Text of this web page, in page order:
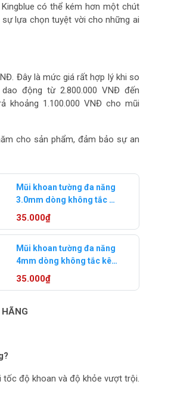
có thể kém hơn một chút
lựa chọn tuyệt vời cho những ai
Đây là mức giá rất hợp lý khi so
động từ 2.800.000 VNĐ đến
khoảng 1.100.000 VNĐ cho mũi
cho sản phẩm, đảm bảo sự an
Mũi khoan tường đa năng
3.0mm dòng không tắc kê
Kingblue KBLJ-03x100
35.000₫
Mũi khoan tường đa năng
4mm dòng không tắc kê
Kingblue KBLJ-04x100
35.000₫
tốc độ khoan và độ khỏe vượt trội.